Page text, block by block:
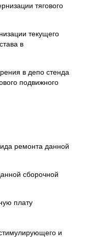
тягового
текущего
в
в депо стенда
подвижного
ремонта данной
сборочной
плату
и